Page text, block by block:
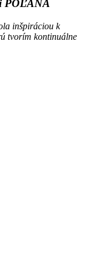
POĽANA
inšpiráciou k
tvorím kontinuálne